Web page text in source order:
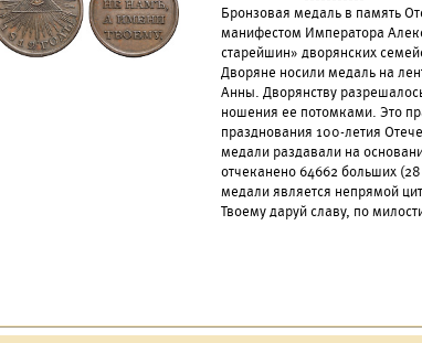
Бронзовая медаль в память
манифестом Императора
старейшин» дворянских
Дворяне носили медаль на
Анны. Дворянству
ношения ее потомками. Это
празднования 100-летия
медали раздавали на
отчеканено 64662 больших
медали является непрямой
Твоему даруй славу, по